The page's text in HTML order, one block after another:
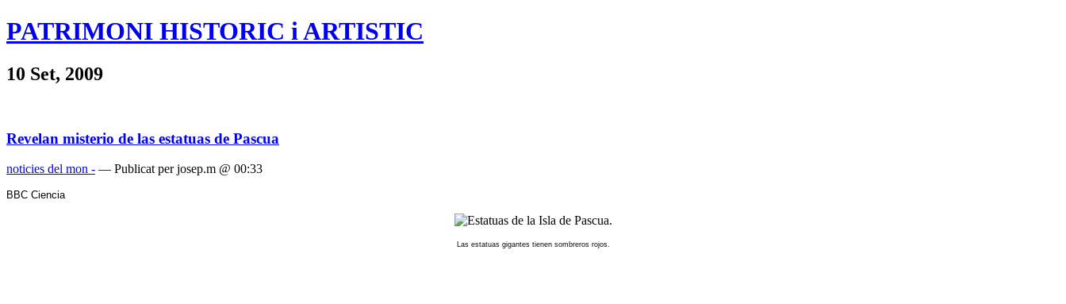
PATRIMONI HISTORIC i ARTISTIC
10 Set, 2009
Revelan misterio de las estatuas de Pascua
noticies del mon - — Publicat per josep.m @ 00:33
BBC Ciencia
Las estatuas gigantes tienen sombreros rojos.